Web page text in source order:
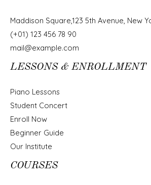
Maddison Square,123 5th Avenue, New
(+01) 123 456 78 90
mail@example.com
LESSONS & ENROLLMENT
Piano Lessons
Student Concert
Enroll Now
Beginner Guide
Our Institute
COURSES